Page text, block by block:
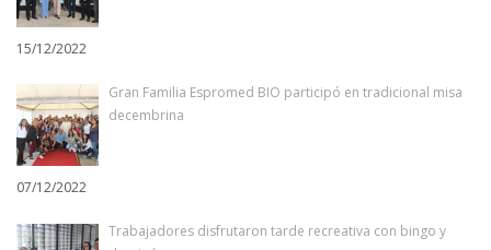
15/12/2022
Gran Familia Espromed BIO participó en tradicional misa
decembrina
07/12/2022
Trabajadores disfrutaron tarde recreativa con bingo y